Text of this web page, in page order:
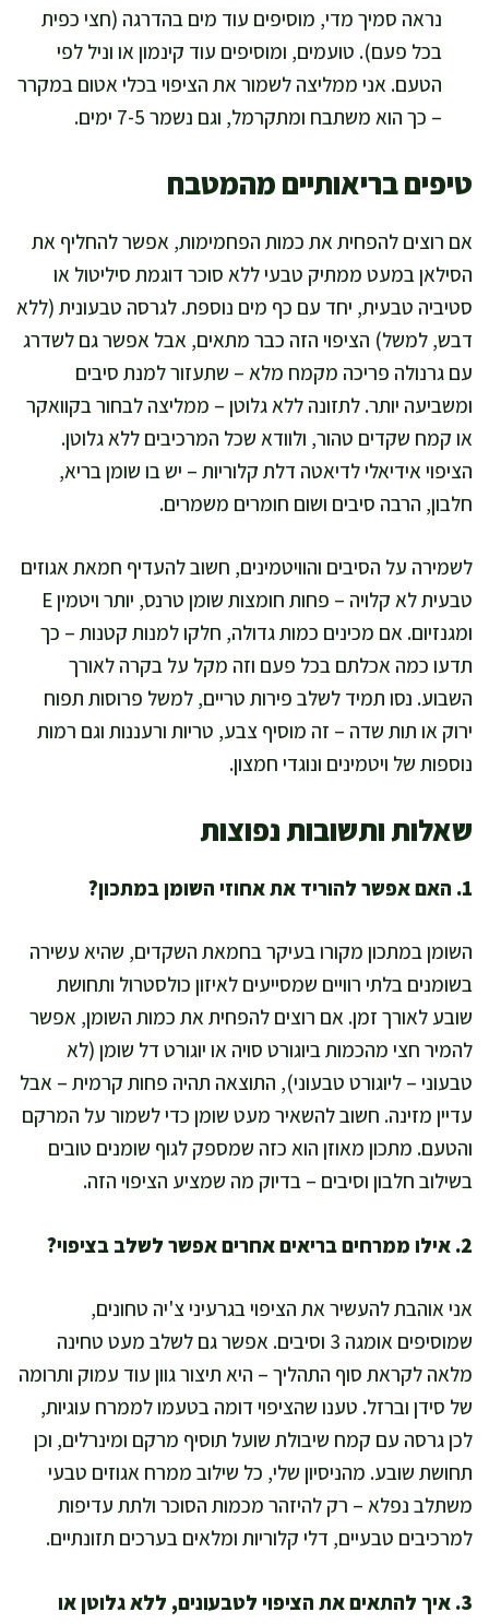
נראה סמיך מדי, מוסיפים עוד מים בהדרגה (חצי כפית
בכל פעם). טועמים, ומוסיפים עוד קינמון או וניל לפי
הטעם. אני ממליצה לשמור את הציפוי בכלי אטום במקרר
– כך הוא משתבח ומתקרמל, וגם נשמר 7-5 ימים.
טיפים בריאותיים מהמטבח
אם רוצים להפחית את כמות הפחמימות, אפשר להחליף את
הסילאן במעט ממתיק טבעי ללא סוכר דוגמת סיליטול או
סטיביה טבעית, יחד עם כף מים נוספת. לגרסה טבעונית (ללא
דבש, למשל) הציפוי הזה כבר מתאים, אבל אפשר גם לשדרג
עם גרנולה פריכה מקמח מלא – שתעזור למנת סיבים
ומשביעה יותר. לתזונה ללא גלוטן – ממליצה לבחור בקוואקר
או קמח שקדים טהור, ולוודא שכל המרכיבים ללא גלוטן.
הציפוי אידיאלי לדיאטה דלת קלוריות – יש בו שומן בריא,
חלבון, הרבה סיבים ושום חומרים משמרים.
לשמירה על הסיבים והוויטמינים, חשוב להעדיף חמאת אגוזים
טבעית לא קלויה – פחות חומצות שומן טרנס, יותר ויטמין E
ומגנזיום. אם מכינים כמות גדולה, חלקו למנות קטנות – כך
תדעו כמה אכלתם בכל פעם וזה מקל על בקרה לאורך
השבוע. נסו תמיד לשלב פירות טריים, למשל פרוסות תפוח
ירוק או תות שדה – זה מוסיף צבע, טריות ורעננות וגם רמות
נוספות של ויטמינים ונוגדי חמצון.
שאלות ותשובות נפוצות
1. האם אפשר להוריד את אחוזי השומן במתכון?
השומן במתכון מקורו בעיקר בחמאת השקדים, שהיא עשירה
בשומנים בלתי רוויים שמסייעים לאיזון כולסטרול ותחושת
שובע לאורך זמן. אם רוצים להפחית את כמות השומן, אפשר
להמיר חצי מהכמות ביוגורט סויה או יוגורט דל שומן (לא
טבעוני – ליוגורט טבעוני), התוצאה תהיה פחות קרמית – אבל
עדיין מזינה. חשוב להשאיר מעט שומן כדי לשמור על המרקם
והטעם. מתכון מאוזן הוא כזה שמספק לגוף שומנים טובים
בשילוב חלבון וסיבים – בדיוק מה שמציע הציפוי הזה.
2. אילו ממרחים בריאים אחרים אפשר לשלב בציפוי?
אני אוהבת להעשיר את הציפוי בגרעיני צ'יה טחונים,
שמוסיפים אומגה 3 וסיבים. אפשר גם לשלב מעט טחינה
מלאה לקראת סוף התהליך – היא תיצור גוון עוד עמוק ותרומה
של סידן וברזל. טענו שהציפוי דומה בטעמו לממרח עוגיות,
לכן גרסה עם קמח שיבולת שועל תוסיף מרקם ומינרלים, וכן
תחושת שובע. מהניסיון שלי, כל שילוב ממרח אגוזים טבעי
משתלב נפלא – רק להיזהר מכמות הסוכר ולתת עדיפות
למרכיבים טבעיים, דלי קלוריות ומלאים בערכים תזונתיים.
3. איך להתאים את הציפוי לטבעונים, ללא גלוטן או